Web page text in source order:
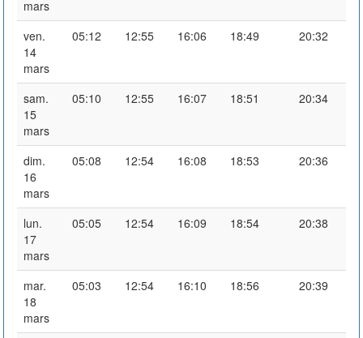
mars
ven.
14
mars
05:12 12:55 16:06 18:49 20:32
sam.
15
mars
05:10 12:55 16:07 18:51 20:34
dim.
16
mars
05:08 12:54 16:08 18:53 20:36
lun.
17
mars
05:05 12:54 16:09 18:54 20:38
mar.
18
mars
05:03 12:54 16:10 18:56 20:39